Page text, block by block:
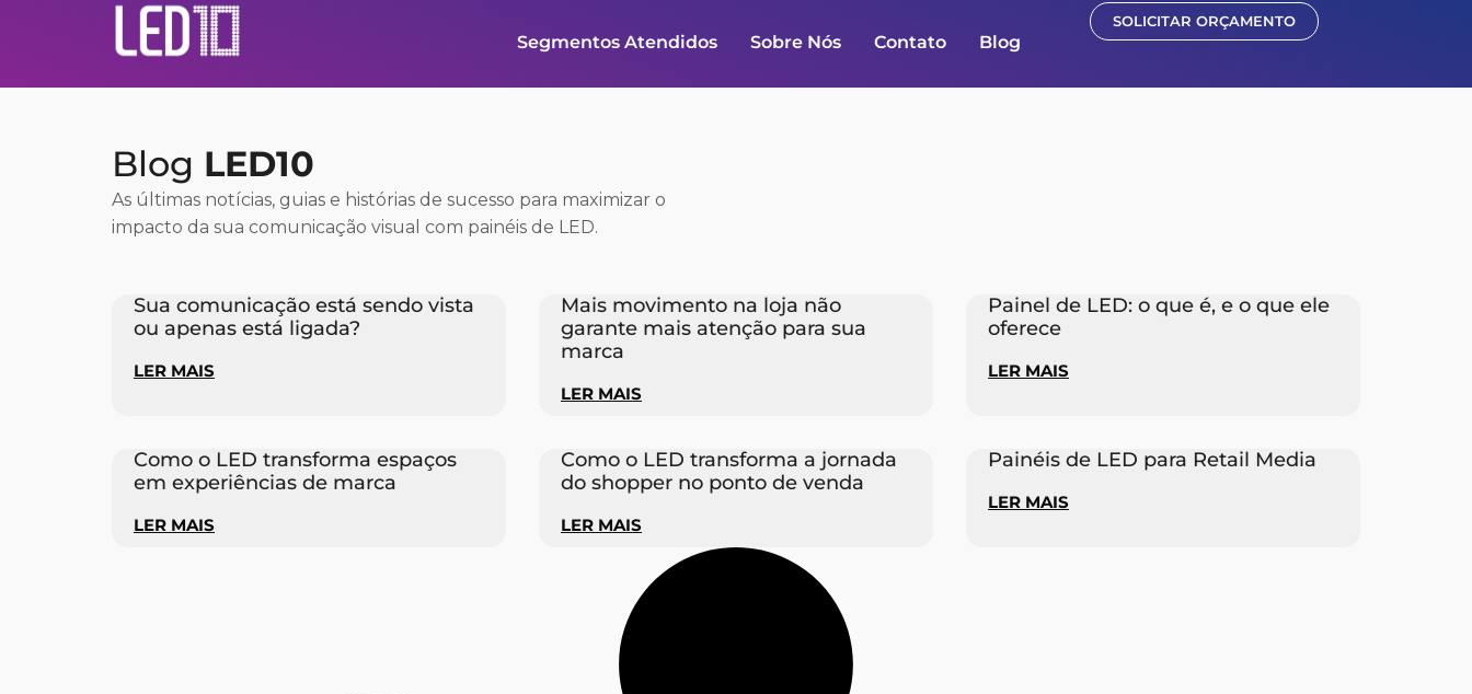
Segmentos Atendidos Sobre Nós Contato Blog
SOLICITAR ORÇAMENTO
Blog LED10
As últimas notícias, guias e histórias de sucesso para maximizar o
impacto da sua comunicação visual com painéis de LED.
Sua comunicação está sendo vista
ou apenas está ligada?
LER MAIS
Mais movimento na loja não
garante mais atenção para sua
marca
LER MAIS
Painel de LED: o que é, e o que ele
oferece
LER MAIS
Como o LED transforma espaços
em experiências de marca
LER MAIS
Como o LED transforma a jornada
do shopper no ponto de venda
LER MAIS
Painéis de LED para Retail Media
LER MAIS